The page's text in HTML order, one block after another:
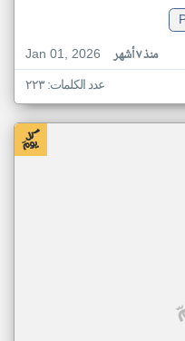
Jan 01, 2026
منذ ٧ أشهر
عدد الكلمات: ٢٢٣